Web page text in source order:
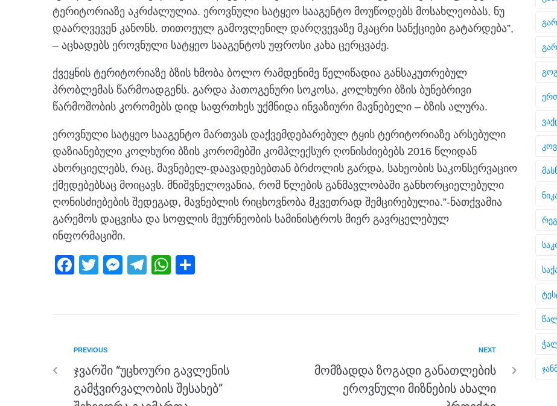
ტერიტორიაზე აკრძალულია. ეროვნული სატყეო სააგენტო მოუწოდებს მოსახლეობას, ნუ
დაარღვევენ კანონს. თითოეულ გამოვლენილ დარღვევაზე მკაცრი სანქციები გატარდება”,
– აცხადებს ეროვნული სატყეო სააგენტოს უფროსი კახა ცერცვაძე.
ქვეყნის ტერიტორიაზე ბზის ხმობა ბოლო რამდენიმე წელიწადია განსაკუთრებულ
პრობლემას წარმოადგენს. გარდა პათოგენური სოკოსა, კოლხური ბზის ბუნებრივი
წარმოშობის კორომებს დიდ საფრთხეს უქმნიდა ინვაზიური მავნებელი – ბზის ალურა.
ეროვნული სატყეო სააგენტო მართვას დაქვემდებარებულ ტყის ტერიტორიაზე არსებული
დაზიანებული კოლხური ბზის კორომებში კომპლექსურ ღონისძიებებს 2016 წლიდან
ახორციელებს, რაც, მავნებელ-დაავადებებთან ბრძოლის გარდა, სახეობის საკონსერვაციო
ქმედებებსაც მოიცავს. მნიშვნელოვანია, რომ წლების განმავლობაში განხორციელებული
ღონისძიებების შედეგად, მავნებლის რიცხოვნობა მკვეთრად შემცირებულია.”-ნათქვამია
გარემოს დაცვისა და სოფლის მეურნეობის სამინისტროს მიერ გავრცელებულ
ინფორმაციში.
F
b
o
k
T
M
er
T
m
W
p
PREVIOUS
ჯვარში “უცხოური გავლენის
გამჭვირვალობის შესახებ”
NEXT
მომზადდა ზოგადი განათლების
ეროვნული მიზნების ახალი